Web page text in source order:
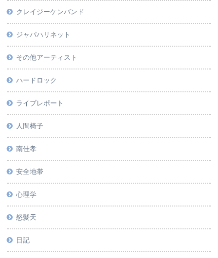
クレイジーケンバンド
ジャパハリネット
その他アーティスト
ハードロック
ライブレポート
人間椅子
南佳孝
安全地帯
心理学
怒髪天
日記